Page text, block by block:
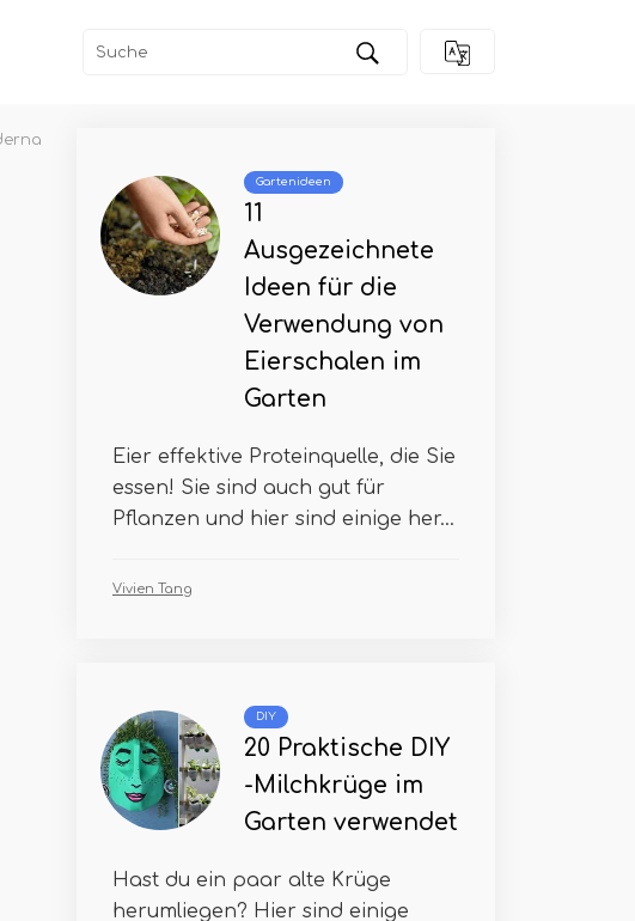
Gartenideen
11
Ausgezeichnete
Ideen für die
Verwendung von
Eierschalen im
Garten
Eier effektive Proteinquelle, die Sie
essen! Sie sind auch gut für
Pflanzen und hier sind einige her...
Vivien Tang
DIY
20 Praktische DIY
-Milchkrüge im
Garten verwendet
Hast du ein paar alte Krüge
herumliegen? Hier sind einige